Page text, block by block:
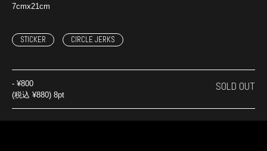
7cmx21cm
STICKER CIRCLE JERKS
- ¥800
(税込 ¥880) 8pt
SOLD OUT